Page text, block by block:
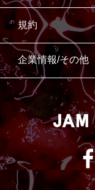
規約
企業情報/その他